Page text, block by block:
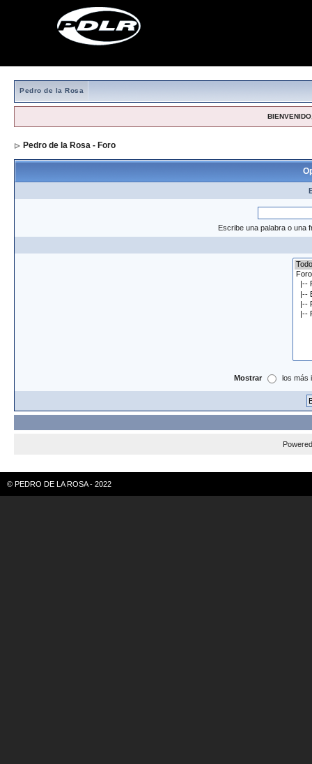
Pedro de la Rosa
Pedro de la Rosa - Foro
Escribe una palabra o una
Mostrar los más
© PEDRO DE LA ROSA - 2022